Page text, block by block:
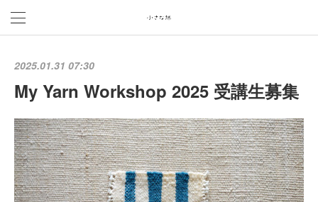
2025.01.31 07:30
My Yarn Workshop 2025 受講生募集